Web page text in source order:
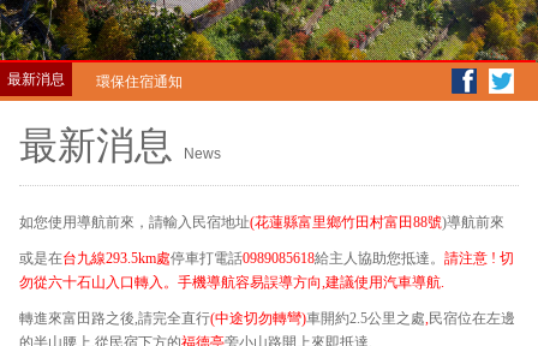
最新消息
私廚料理
環保住宿通知
私廚料理
最新消息 News
如您使用導航前來，請輸入民宿地址(花蓮縣富里鄉竹田村富田88號)導航前來
或是在台九線293.5km處停車打電話0989085618給主人協助您抵達。 請注意 ! 切
勿從六十石山入口轉入。手機導航容易誤導方向,建議使用汽車導航.
轉進來富田路之後,請完全直行(中途切勿轉彎)車開約2.5公里之處,民宿位在左邊
的半山腰上,從民宿下方的福德亭旁小山路開上來即抵達.